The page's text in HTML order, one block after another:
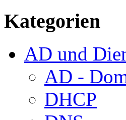
Kategorien
AD und
AD -
DHCP